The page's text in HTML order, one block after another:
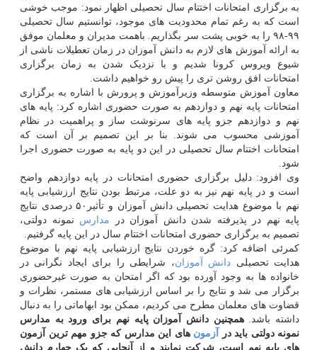
به برگزاری امتحانات اختتام سال تحصیلی اظهار نمود: موجب خوشی
است که به رغم تمام محدودیت های موجود، توانستیم سال تحصیلی
۹۹-۹۸ را به خوبی پشت سر بگذاریم. باهمت مدیران و معلمان موفق
به ارائه آموزش های لازم به دانش آموزان در زمان تعطیلات ناشی از
شیوع ویروس کرونا شدیم و با نزدیک شدن به زمان برگزاری
امتحانات افق روشن تری را پیش رو خواهیم داشت.
معاون آموزش متوسطه وزیرآموزش و پرورش با اشاره به برگزاری
امتحانات پایه نهم و دوازدهم به صورت حضوری اشاره کرد: پایه های
نهم و دوازدهم جزو پایه های سرنوشت ساز و پراهمیت در نظام
آموزشی محسوب می شوند. بنا بر این تصمیم بر آن است که
امتحانات اختتام سال تحصیلی در این دو پایه به صورت حضوری اجرا
شود.
وی افزود: دلیل برگزاری حضوری امتحانات در پایه دوازدهم واضح
است و در پایه نهم نیز به دو علت، مرتبط بودن نتایج ارزشیابی پایه
نهم با موضوع هدایت تحصیلی دانش آموزان و تأثیر۵۰ درصدی نتایج
پایه نهم در پذیرفته شدن دانش آموزان در مدارس نمونه دولتی،
تصمیم به برگزاری حضوری امتحانات اختتام سال در این پایه گرفتیم.
کمرئی اضافه کرد: گره خوردن نتایج ارزشیابی پایه نهم با موضوع
هدایت تحصیلی دانش آموزان، شرایطی را برای ایجاد نگرانی در
خانواده ها به وجود آورده بود که اگر امتحان به صورت غیرحضوری
برگزار می شد و نتایج را بر اساس ارزشیابی های مستمر، نظرات و
قضاوت های معلمان مطرح می کردیم، ممکن بود ابهاماتی را به دنبال
داشته باشد.همچنین دانش آموزان پایه نهم برای ورود به مدارس
نمونه دولتی باید در
آزمون های این مدارس که جزو مهم ترین آزمون
های پایه نهم است، شرکت نمایند و از آنجایی که یک چهارم دانش